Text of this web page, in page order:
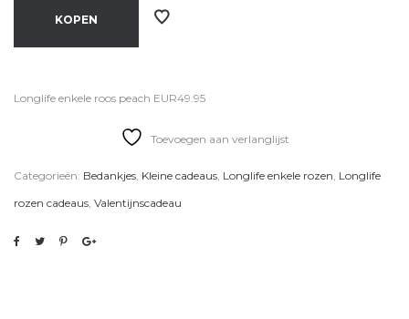
KOPEN
Longlife enkele roos peach EUR49.95
Toevoegen aan verlanglijst
Categorieën: Bedankjes, Kleine cadeaus, Longlife enkele rozen, Longlife
rozen cadeaus, Valentijnscadeau